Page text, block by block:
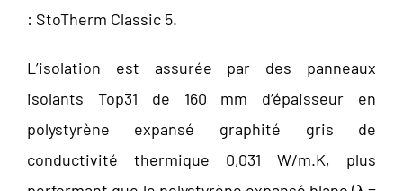
: StoTherm Classic 5.
L’isolation est assurée par des panneaux
isolants Top31 de 160 mm d’épaisseur en
polystyrène expansé graphité gris de
conductivité thermique 0,031 W/m.K, plus